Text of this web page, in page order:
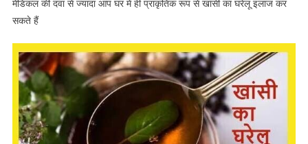
मेडिकल की दवा से ज्यादा आप घर में ही प्राकृतिक रूप से खांसी का घरेलू इलाज कर
सकते हैं